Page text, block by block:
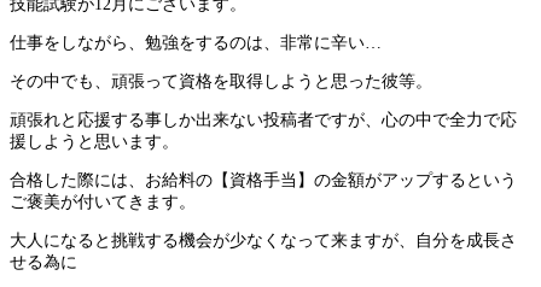
技能試験が12月にございます。
仕事をしながら、勉強をするのは、非常に辛い…
その中でも、頑張って資格を取得しようと思った彼等。
頑張れと応援する事しか出来ない投稿者ですが、心の中で全力で応
援しようと思います。
合格した際には、お給料の【資格手当】の金額がアップするという
ご褒美が付いてきます。
大人になると挑戦する機会が少なくなって来ますが、自分を成長さ
せる為に